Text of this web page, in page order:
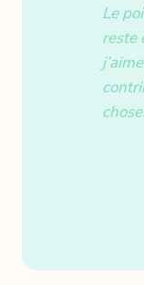
Le
reste